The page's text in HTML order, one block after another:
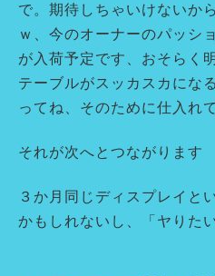
で。期待しちゃいけないか
ｗ、今のオーナーのパッシ
が入荷予定です、おそらく
テーブルがスッカスカにな
ってね、そのために仕入れ
それが次へとつながります
３か月同じディスプレイと
かもしれないし、「ヤりた